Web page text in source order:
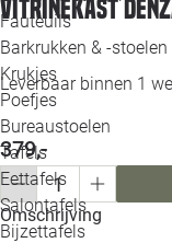
Fauteuils
Barkrukken & -stoelen
Krukjes
Poefjes
Bureaustoelen
Tafels
Eettafels
Salontafels
Bijzettafels
Vitrinekast
Leverbaar binnen 1
379,-
Omschrijving